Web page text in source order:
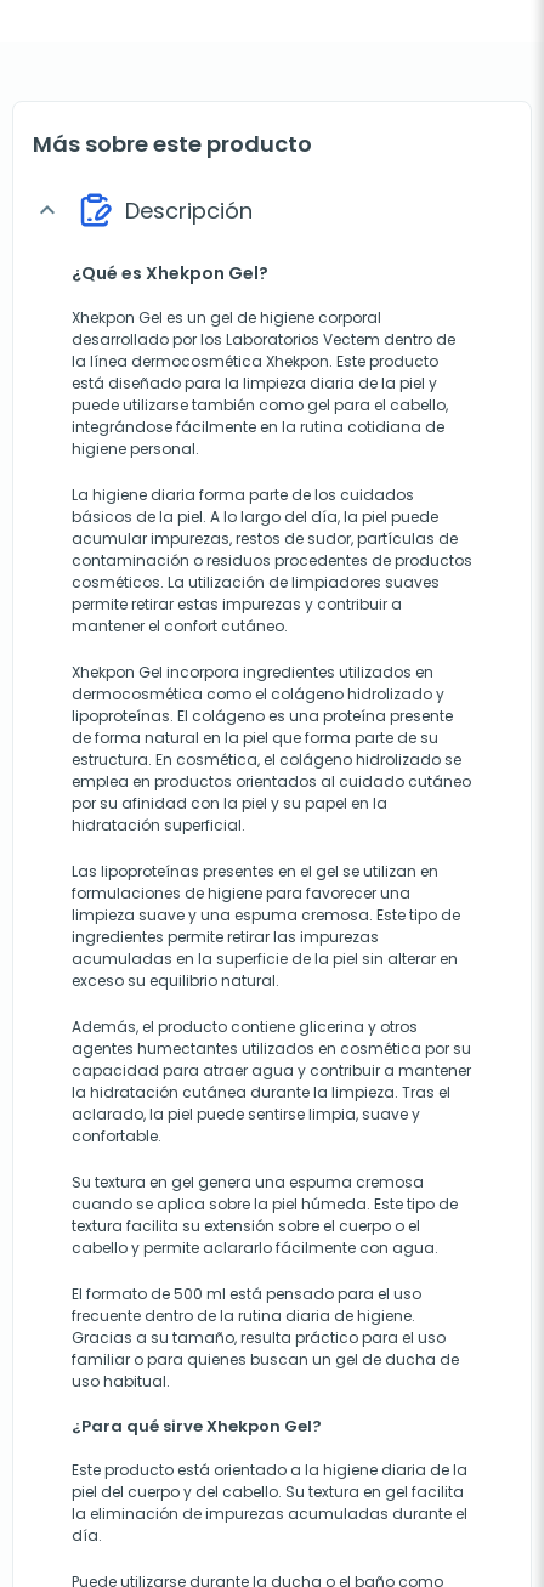
Más sobre este producto
expand_more Descripción
¿Qué es Xhekpon Gel?
Xhekpon Gel es un gel de higiene corporal
desarrollado por los Laboratorios Vectem dentro de
la línea dermocosmética Xhekpon. Este producto
está diseñado para la limpieza diaria de la piel y
puede utilizarse también como gel para el cabello,
integrándose fácilmente en la rutina cotidiana de
higiene personal.
La higiene diaria forma parte de los cuidados
básicos de la piel. A lo largo del día, la piel puede
acumular impurezas, restos de sudor, partículas de
contaminación o residuos procedentes de productos
cosméticos. La utilización de limpiadores suaves
permite retirar estas impurezas y contribuir a
mantener el confort cutáneo.
Xhekpon Gel incorpora ingredientes utilizados en
dermocosmética como el colágeno hidrolizado y
lipoproteínas. El colágeno es una proteína presente
de forma natural en la piel que forma parte de su
estructura. En cosmética, el colágeno hidrolizado se
emplea en productos orientados al cuidado cutáneo
por su afinidad con la piel y su papel en la
hidratación superficial.
Las lipoproteínas presentes en el gel se utilizan en
formulaciones de higiene para favorecer una
limpieza suave y una espuma cremosa. Este tipo de
ingredientes permite retirar las impurezas
acumuladas en la superficie de la piel sin alterar en
exceso su equilibrio natural.
Además, el producto contiene glicerina y otros
agentes humectantes utilizados en cosmética por su
capacidad para atraer agua y contribuir a mantener
la hidratación cutánea durante la limpieza. Tras el
aclarado, la piel puede sentirse limpia, suave y
confortable.
Su textura en gel genera una espuma cremosa
cuando se aplica sobre la piel húmeda. Este tipo de
textura facilita su extensión sobre el cuerpo o el
cabello y permite aclararlo fácilmente con agua.
El formato de 500 ml está pensado para el uso
frecuente dentro de la rutina diaria de higiene.
Gracias a su tamaño, resulta práctico para el uso
familiar o para quienes buscan un gel de ducha de
uso habitual.
¿Para qué sirve Xhekpon Gel?
Este producto está orientado a la higiene diaria de la
piel del cuerpo y del cabello. Su textura en gel facilita
la eliminación de impurezas acumuladas durante el
día.
Puede utilizarse durante la ducha o el baño como